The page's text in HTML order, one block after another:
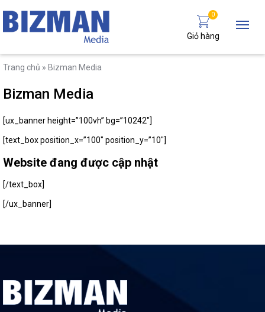
0
Giỏ hàng
Trang chủ » Bizman Media
Bizman Media
[ux_banner height=”100vh” bg=”10242″]
[text_box position_x=”100″ position_y=”10″]
Website đang được cập nhật
[/text_box]
[/ux_banner]